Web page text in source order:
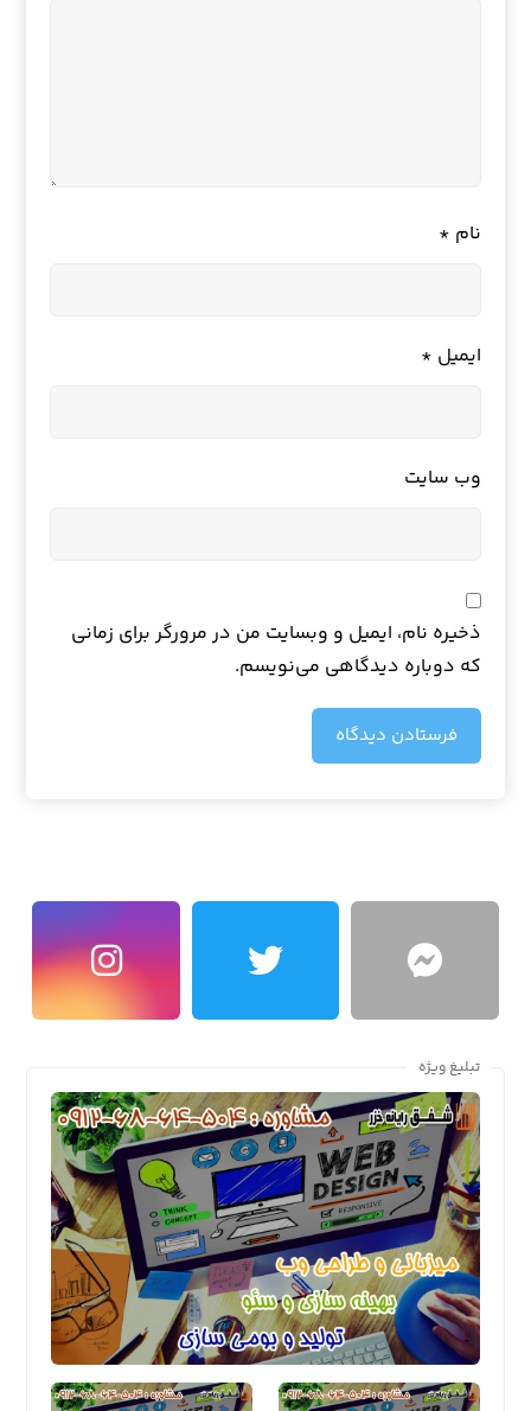
نام *
ایمیل *
وب‌ سایت
ذخیره نام، ایمیل و وبسایت من در مرورگر برای زمانی
که دوباره دیدگاهی می‌نویسم.
فرستادن دیدگاه
تبلیغ ویژه